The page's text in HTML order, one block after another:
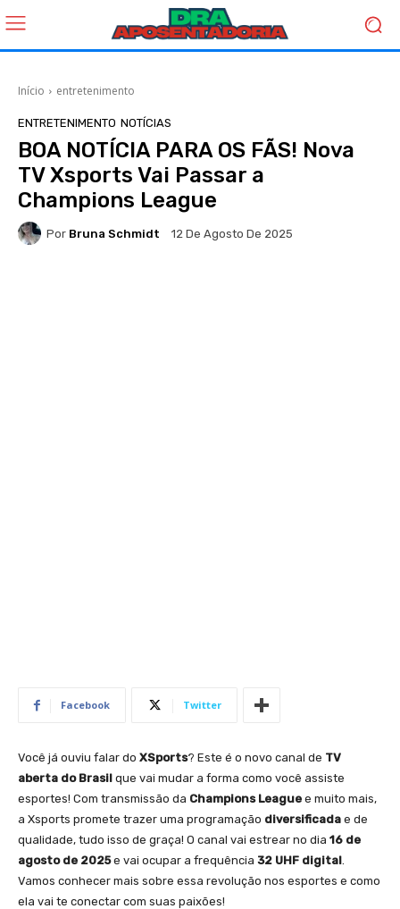
Início entretenimento
ENTRETENIMENTO NOTÍCIAS
BOA NOTÍCIA PARA OS FÃS! Nova
TV Xsports Vai Passar a
Champions League
Por Bruna Schmidt 12 De Agosto De 2025
Facebook Twitter
Você já ouviu falar do XSports? Este é o novo canal de TV
aberta do Brasil que vai mudar a forma como você assiste
esportes! Com transmissão da Champions League e muito mais,
a Xsports promete trazer uma programação diversificada e de
qualidade, tudo isso de graça! O canal vai estrear no dia 16 de
agosto de 2025e vai ocupar a frequência 32 UHF digital.
Vamos conhecer mais sobre essa revolução nos esportes e como
ela vai te conectar com suas paixões!